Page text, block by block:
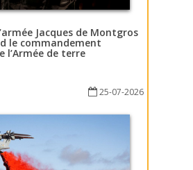
Jacques de Montgros
le commandement
l’Armée de terre
25-07-2026